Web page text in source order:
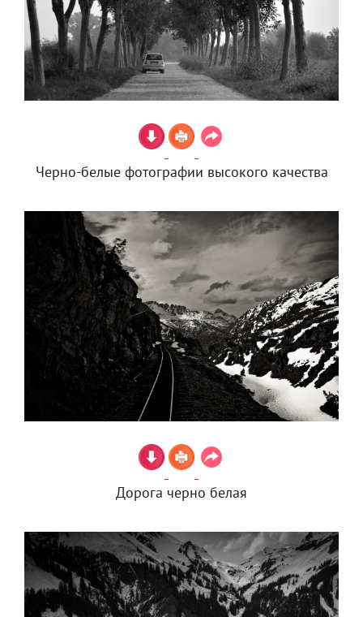
Черно-белые фотографии высокого качества
Дорога черно белая